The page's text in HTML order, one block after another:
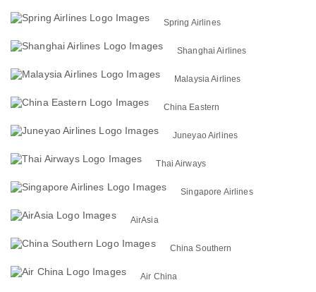
Spring Airlines
Shanghai Airlines
Malaysia Airlines
China Eastern
Juneyao Airlines
Thai Airways
Singapore Airlines
AirAsia
China Southern
Air China